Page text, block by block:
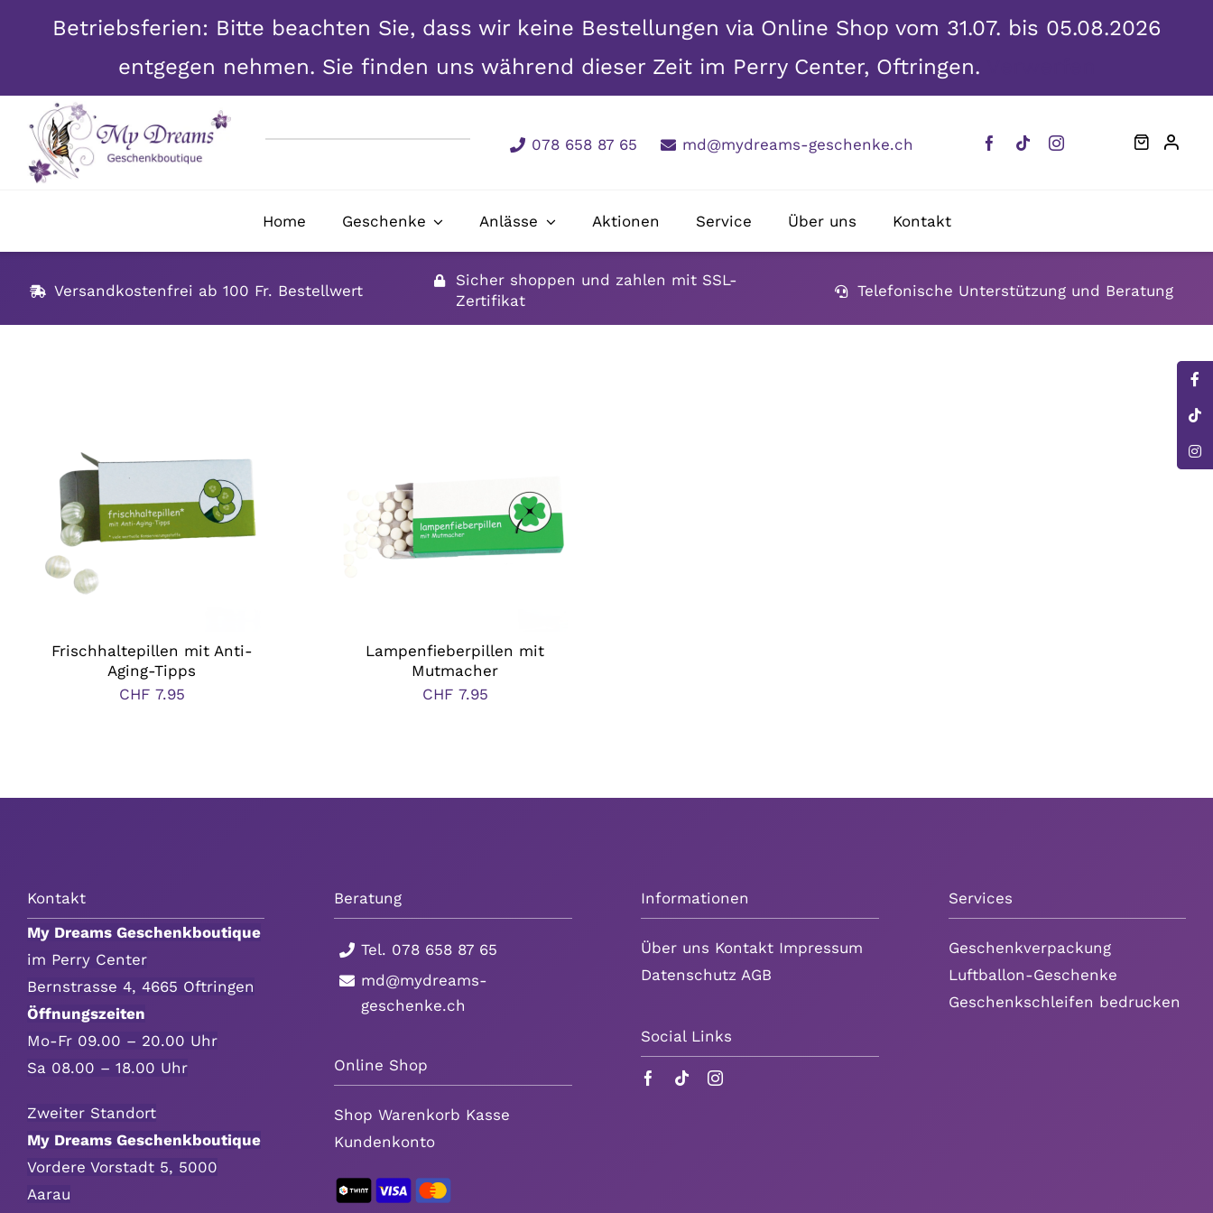
Betriebsferien: Bitte beachten Sie, dass wir keine Bestellungen via Online Shop vom 31.07. bis 05.08.2026
entgegen nehmen. Sie finden uns während dieser Zeit im Perry Center, Oftringen.
content
078 658 87 65 md@mydreams-geschenke.ch
Home Geschenke Anlässe Aktionen Service Über uns Kontakt
Versandkostenfrei ab 100 Fr. Bestellwert
Sicher shoppen und zahlen mit SSL-
Zertifikat
Telefonische Unterstützung und Beratung
Frischhaltepillen mit Anti-
Aging-Tipps
CHF7.95
Lampenfieberpillen mit
Mutmacher
CHF7.95
Kontakt
My Dreams Geschenkboutique
im Perry Center
Bernstrasse 4, 4665 Oftringen
Öffnungszeiten
Mo-Fr 09.00 – 20.00 Uhr
Sa 08.00 – 18.00 Uhr
Zweiter Standort
My Dreams Geschenkboutique
Vordere Vorstadt 5, 5000
Aarau
Beratung
Tel. 078 658 87 65
md@mydreams-
geschenke.ch
Online Shop
Shop Warenkorb Kasse
Kundenkonto
Informationen
Über uns Kontakt Impressum
Datenschutz AGB
Social Links
Services
Geschenkverpackung
Luftballon-Geschenke
Geschenkschleifen bedrucken